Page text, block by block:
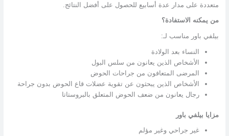
متعددة على مدار عدة أسابيع للحصول على أفضل النتائج.
من يمكنه الاستفادة؟
بيلفي باور مناسب لـ:
النساء بعد الولادة
الأشخاص الذين يعانون من سلس البول
المرضى المتعافون من جراحات الحوض
الأشخاص الذين يبحثون عن تقوية عضلات قاع الحوض بدون جراحة
رجال يعانون من ضعف الحوض المتعلق بالبروستاتا
مزايا بيلفي باور
غير جراحي وغير مؤلم